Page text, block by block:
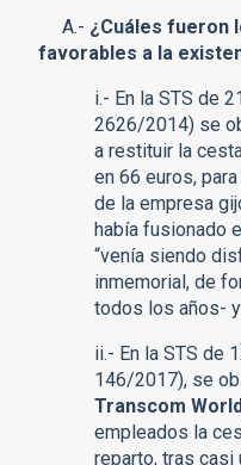
A.- ¿Cuáles fueron
favorables a la
i.- En la STS de
2626/2014) se
a restituir la
en 66 euros,
de la empresa
había fusionado
“venía siendo
inmemorial, de
todos los años-
ii.- En la STS de
146/2017), se
Transcom
empleados la
reparto, tras casi